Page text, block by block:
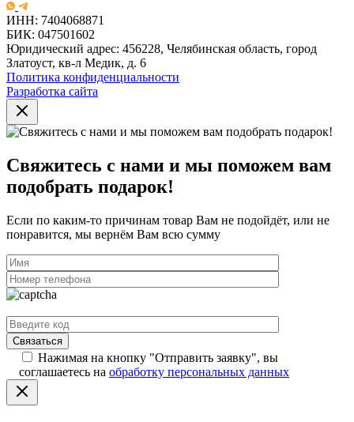
ИНН: 7404068871
БИК: 047501602
Юридический адрес: 456228, Челябинская область, город
Златоуст, кв-л Медик, д. 6
Политика конфиденциальности
Разработка сайта
Свяжитесь с нами и мы поможем вам
подобрать подарок!
Если по каким-то причинам товар Вам не подойдёт, или не
понравится, мы вернём Вам всю сумму
Нажимая на кнопку "Отправить заявку", вы
соглашаетесь на обработку персональных данных